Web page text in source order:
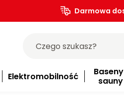
Darmowa
Elektromobilność
sauny